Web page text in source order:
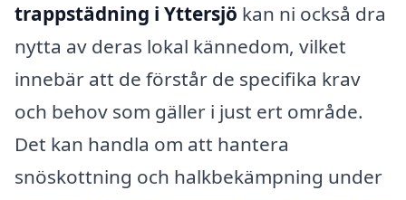
trappstädning i Yttersjö kan ni också dra
nytta av deras lokal kännedom, vilket
innebär att de förstår de specifika krav
och behov som gäller i just ert område.
Det kan handla om att hantera
snöskottning och halkbekämpning under